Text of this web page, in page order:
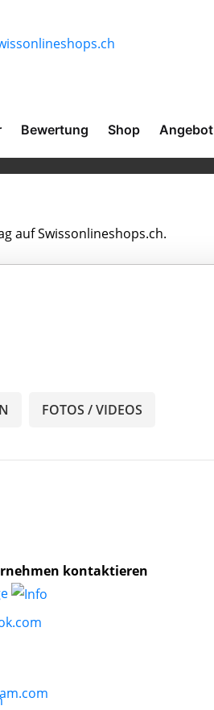
Bewertung Shop Angebot
auf Swissonlineshops.ch.
FOTOS / VIDEOS
kontaktieren